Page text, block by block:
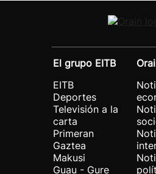
El grupo EITB
EITB
Deportes
Televisión a la
carta
Primeran
Gaztea
Makusi
Guau - Gure